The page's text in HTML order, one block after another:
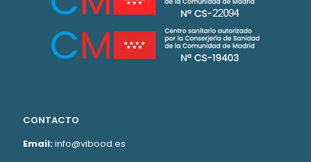
CONTACTO
Email:info@vibood.es